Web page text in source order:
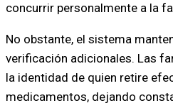
concurrir personalmente a la
No obstante, el sistema
verificación adicionales. Las
la identidad de quien retire
medicamentos, dejando